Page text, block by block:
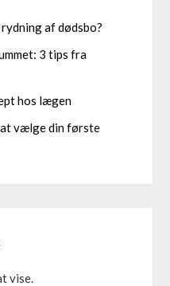
af dødsbo?
3 tips fra
hos lægen
vælge din første
vise.